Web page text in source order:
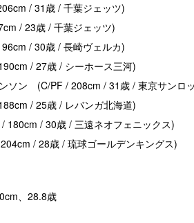
/ 31歳 / 千葉ジェッツ)
/ 23歳 / 千葉ジェッツ)
/ 30歳 / 長崎ヴェルカ)
/ 27歳 / シーホース三河)
ソン (C/PF / 208cm / 31歳 / 東京サンロ
/ 25歳 / レバンガ北海道)
/ 30歳 / 三遠ネオフェニックス)
/ 28歳 / 琉球ゴールデンキングス)
、28.8歳